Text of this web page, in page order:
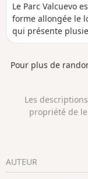
Le Parc Valcuevo
forme allongée le
qui présente
Une zone un peu
peupliers et des
traversés par
avec des pins sur
Pour plus de
Les
propriété de
AUTEUR